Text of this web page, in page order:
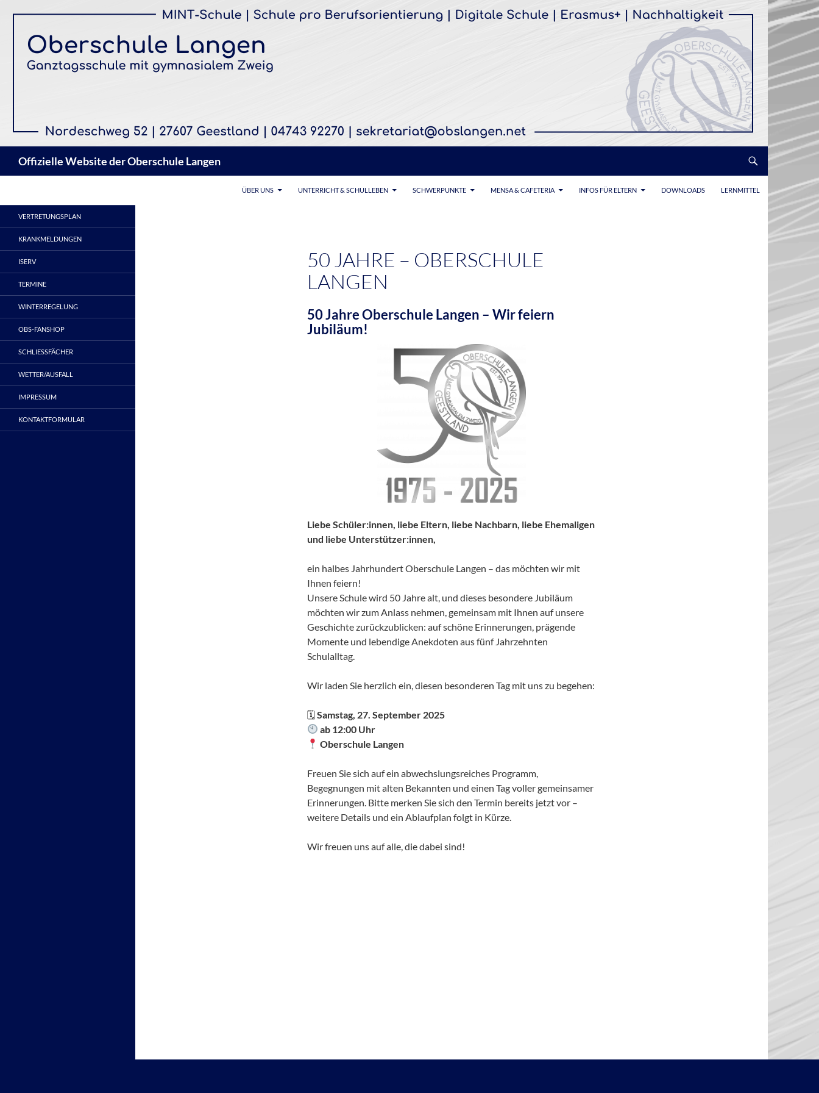
springen
Offizielle Website der Oberschule Langen
ÜBER UNS UNTERRICHT & SCHULLEBEN SCHWERPUNKTE MENSA & CAFETERIA INFOS FÜR ELTERN DOWNLOADS LERNMITTEL
50 JAHRE – OBERSCHULE
LANGEN
50 Jahre Oberschule Langen – Wir feiern
Jubiläum!
Liebe Schüler:innen, liebe Eltern, liebe Nachbarn, liebe Ehemaligen
und liebe Unterstützer:innen,
ein halbes Jahrhundert Oberschule Langen – das möchten wir mit
Ihnen feiern!
Unsere Schule wird 50 Jahre alt, und dieses besondere Jubiläum
möchten wir zum Anlass nehmen, gemeinsam mit Ihnen auf unsere
Geschichte zurückzublicken: auf schöne Erinnerungen, prägende
Momente und lebendige Anekdoten aus fünf Jahrzehnten
Schulalltag.
Wir laden Sie herzlich ein, diesen besonderen Tag mit uns zu begehen:
🗓Samstag, 27. September 2025
ab 12:00 Uhr
Oberschule Langen
Freuen Sie sich auf ein abwechslungsreiches Programm,
Begegnungen mit alten Bekannten und einen Tag voller gemeinsamer
Erinnerungen. Bitte merken Sie sich den Termin bereits jetzt vor –
weitere Details und ein Ablaufplan folgt in Kürze.
Wir freuen uns auf alle, die dabei sind!
VERTRETUNGSPLAN
KRANKMELDUNGEN
ISERV
TERMINE
WINTERREGELUNG
OBS-FANSHOP
SCHLIESSFÄCHER
WETTER/AUSFALL
IMPRESSUM
KONTAKTFORMULAR